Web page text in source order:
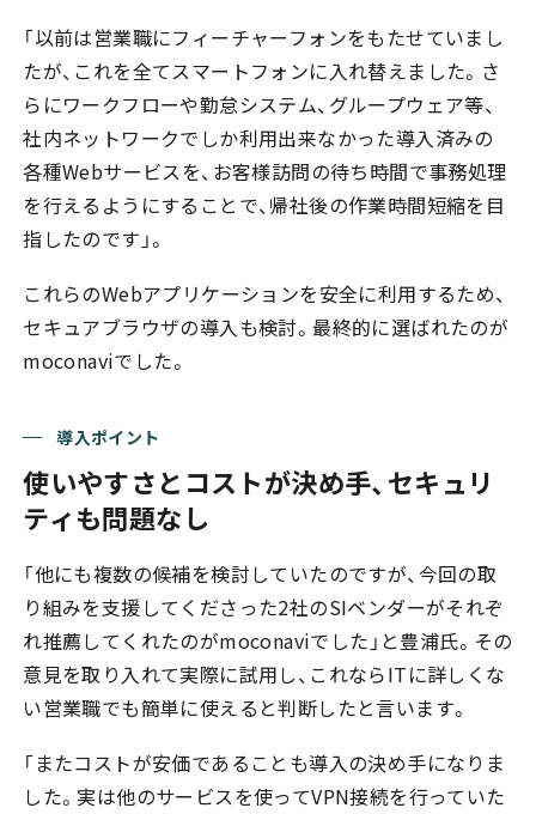
「以前は営業職にフィーチャーフォンをもたせていまし
たが、これを全てスマートフォンに入れ替えました。さ
らにワークフローや勤怠システム、グループウェア等、
社内ネットワークでしか利用出来なかった導入済みの
各種Webサービスを、お客様訪問の待ち時間で事務処理
を行えるようにすることで、帰社後の作業時間短縮を目
指したのです」。
これらのWebアプリケーションを安全に利用するため、
セキュアブラウザの導入も検討。最終的に選ばれたのが
moconaviでした。
導入ポイント
使いやすさとコストが決め手、セキュリ
ティも問題なし
「他にも複数の候補を検討していたのですが、今回の取
り組みを支援してくださった2社のSIベンダーがそれぞ
れ推薦してくれたのがmoconaviでした」と豊浦氏。その
意見を取り入れて実際に試用し、これならITに詳しくな
い営業職でも簡単に使えると判断したと言います。
「またコストが安価であることも導入の決め手になりま
した。実は他のサービスを使ってVPN接続を行っていた